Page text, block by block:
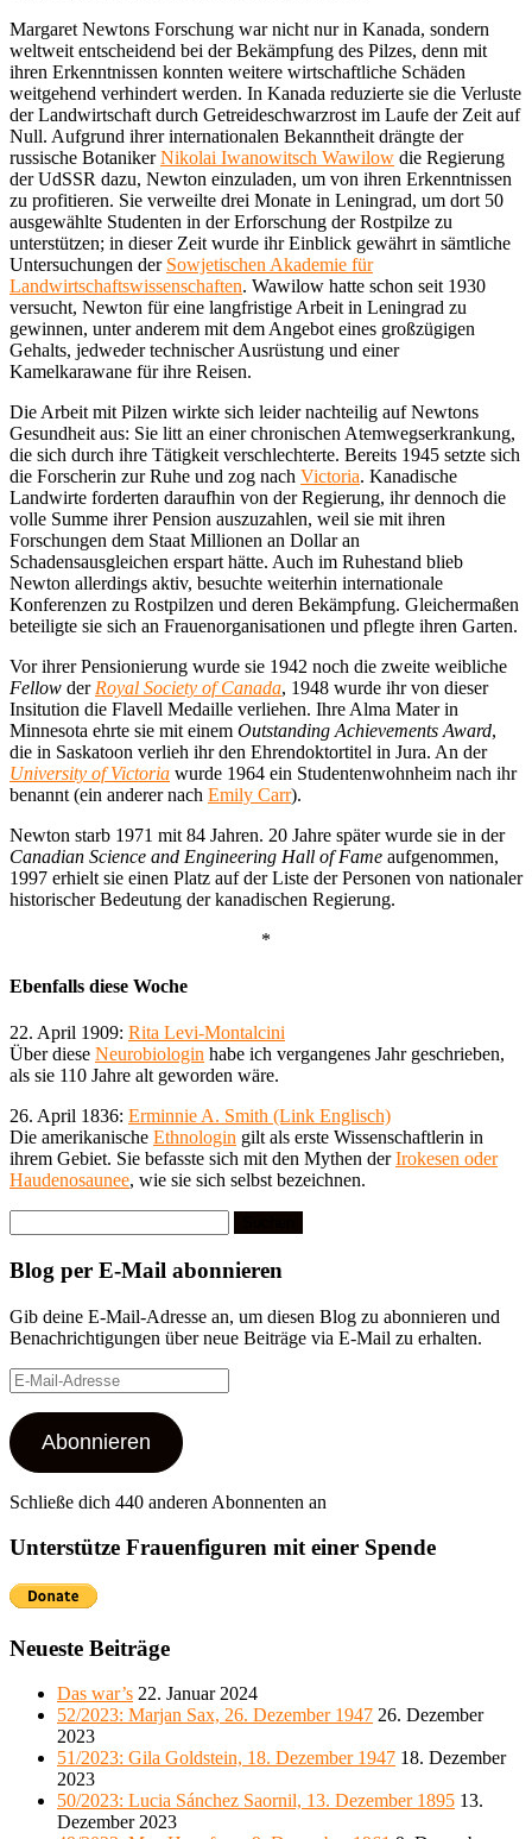
Margaret Newtons Forschung war nicht nur in Kanada, sondern
weltweit entscheidend bei der Bekämpfung des Pilzes, denn mit
ihren Erkenntnissen konnten weitere wirtschaftliche Schäden
weitgehend verhindert werden. In Kanada reduzierte sie die Verluste
der Landwirtschaft durch Getreideschwarzrost im Laufe der Zeit auf
Null. Aufgrund ihrer internationalen Bekanntheit drängte der
russische BotanikerNikolai Iwanowitsch Wawilow die Regierung
der UdSSR dazu, Newton einzuladen, um von ihren Erkenntnissen
zu profitieren. Sie verweilte drei Monate in Leningrad, um dort 50
ausgewählte Studenten in der Erforschung der Rostpilze zu
unterstützen; in dieser Zeit wurde ihr Einblick gewährt in sämtliche
Untersuchungen der Sowjetischen Akademie für
Landwirtschaftswissenschaften. Wawilow hatte schon seit 1930
versucht, Newton für eine langfristige Arbeit in Leningrad zu
gewinnen, unter anderem mit dem Angebot eines großzügigen
Gehalts, jedweder technischer Ausrüstung und einer
Kamelkarawane für ihre Reisen.
Die Arbeit mit Pilzen wirkte sich leider nachteilig auf Newtons
Gesundheit aus: Sie litt an einer chronischen Atemwegserkrankung,
die sich durch ihre Tätigkeit verschlechterte. Bereits 1945 setzte sich
die Forscherin zur Ruhe und zog nach Victoria. Kanadische
Landwirte forderten daraufhin von der Regierung, ihr dennoch die
volle Summe ihrer Pension auszuzahlen, weil sie mit ihren
Forschungen dem Staat Millionen an Dollar an
Schadensausgleichen erspart hätte. Auch im Ruhestand blieb
Newton allerdings aktiv, besuchte weiterhin internationale
Konferenzen zu Rostpilzen und deren Bekämpfung. Gleichermaßen
beteiligte sie sich an Frauenorganisationen und pflegte ihren Garten.
Vor ihrer Pensionierung wurde sie 1942 noch die zweite weibliche
Fellow der Royal Society of Canada, 1948 wurde ihr von dieser
Insitution die Flavell Medaille verliehen. Ihre Alma Mater in
Minnesota ehrte sie mit einem Outstanding Achievements Award,
die in Saskatoon verlieh ihr den Ehrendoktortitel in Jura. An der
University of Victoria wurde 1964 ein Studentenwohnheim nach ihr
benannt (ein anderer nach Emily Carr).
Newton starb 1971 mit 84 Jahren. 20 Jahre später wurde sie in der
Canadian Science and Engineering Hall of Fame aufgenommen,
1997 erhielt sie einen Platz auf der Liste der Personen von nationaler
historischer Bedeutung der kanadischen Regierung.
*
Ebenfalls diese Woche
22. April 1909: Rita Levi-Montalcini
Über diese Neurobiologin habe ich vergangenes Jahr geschrieben,
als sie 110 Jahre alt geworden wäre.
26. April 1836: Erminnie A. Smith (Link Englisch)
Die amerikanische Ethnologin gilt als erste Wissenschaftlerin in
ihrem Gebiet. Sie befasste sich mit den Mythen derIrokesen oder
Haudenosaunee, wie sie sich selbst bezeichnen.
nach:
Blog per E-Mail abonnieren
Gib deine E-Mail-Adresse an, um diesen Blog zu abonnieren und
Benachrichtigungen über neue Beiträge via E-Mail zu erhalten.
E-
Mail-
Adresse
Abonnieren
Schließe dich 440 anderen Abonnenten an
Unterstütze Frauenfiguren mit einer Spende
Neueste Beiträge
Das war’s 22. Januar 2024
52/2023: Marjan Sax, 26. Dezember 1947 26. Dezember
2023
51/2023: Gila Goldstein, 18. Dezember 1947 18. Dezember
2023
50/2023: Lucia Sánchez Saornil, 13. Dezember 1895 13.
Dezember 2023